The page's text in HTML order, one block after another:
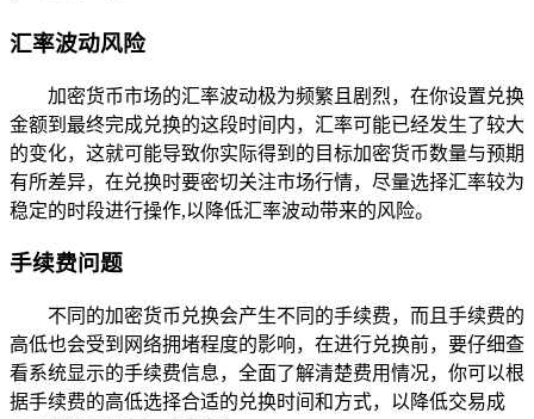
汇率波动风险
加密货币市场的汇率波动极为频繁且剧烈，在你设置兑换
金额到最终完成兑换的这段时间内，汇率可能已经发生了较大
的变化，这就可能导致你实际得到的目标加密货币数量与预期
有所差异，在兑换时要密切关注市场行情，尽量选择汇率较为
稳定的时段进行操作,以降低汇率波动带来的风险。
手续费问题
不同的加密货币兑换会产生不同的手续费，而且手续费的
高低也会受到网络拥堵程度的影响，在进行兑换前，要仔细查
看系统显示的手续费信息，全面了解清楚费用情况，你可以根
据手续费的高低选择合适的兑换时间和方式，以降低交易成